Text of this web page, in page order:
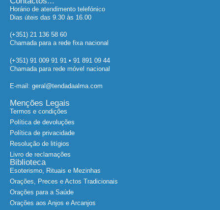
Horário de atendimento telefónico
Dias úteis das 9.30 às 16.00
(+351) 21 136 58 60
Chamada para a rede fixa nacional
(+351) 91 009 91 91 • 91 891 09 44
Chamada para rede móvel nacional
E-mail: geral@tendadaalma.com
Menções Legais
Termos e condições
Política de devoluções
Política de privacidade
Resolução de litígios
Livro de reclamações
Biblioteca
Esoterismo, Rituais e Mezinhas
Orações, Preces e Actos Tradicionais
Orações para a Saúde
Orações aos Anjos e Arcanjos